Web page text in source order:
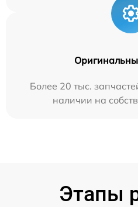
Более 20 тыс.
наличии на
Этапы